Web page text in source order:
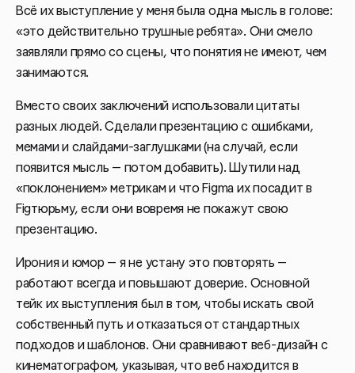
Всё их выступление у меня была одна мысль в голове:
«это действительно трушные ребята». Они смело
заявляли прямо со сцены, что понятия не имеют, чем
занимаются.
Вместо своих заключений использовали цитаты
разных людей. Сделали презентацию с ошибками,
мемами и слайдами-заглушками (на случай, если
появится мысль — потом добавить). Шутили над
«поклонением» метрикам и что Figma их посадит в
Figтюрьму, если они вовремя не покажут свою
презентацию.
Ирония и юмор — я не устану это повторять —
работают всегда и повышают доверие. Основной
тейк их выступления был в том, чтобы искать свой
собственный путь и отказаться от стандартных
подходов и шаблонов. Они сравнивают веб-дизайн с
кинематографом, указывая, что веб находится в